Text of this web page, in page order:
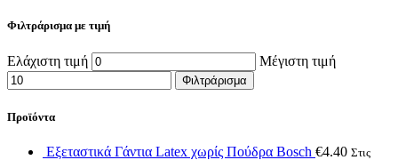
Φιλτράρισμα με τιμή
Ελάχιστη τιμή Μέγιστη τιμή
Φιλτράρισμα
Προϊόντα
Εξεταστικά Γάντια Latex χωρίς Πούδρα Bosch €4.40 Στις